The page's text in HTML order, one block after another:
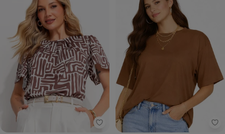
Quintess - Blusa (Étnico